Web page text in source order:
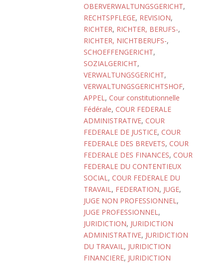
OBERVERWALTUNGSGERICHT,
RECHTSPFLEGE, REVISION,
RICHTER, RICHTER, BERUFS-,
RICHTER, NICHTBERUFS-,
SCHOEFFENGERICHT,
SOZIALGERICHT,
VERWALTUNGSGERICHT,
VERWALTUNGSGERICHTSHOF,
APPEL, Cour constitutionnelle
Fédérale, COUR FEDERALE
ADMINISTRATIVE, COUR
FEDERALE DE JUSTICE, COUR
FEDERALE DES BREVETS, COUR
FEDERALE DES FINANCES, COUR
FEDERALE DU CONTENTIEUX
SOCIAL, COUR FEDERALE DU
TRAVAIL, FEDERATION, JUGE,
JUGE NON PROFESSIONNEL,
JUGE PROFESSIONNEL,
JURIDICTION, JURIDICTION
ADMINISTRATIVE, JURIDICTION
DU TRAVAIL, JURIDICTION
FINANCIERE, JURIDICTION